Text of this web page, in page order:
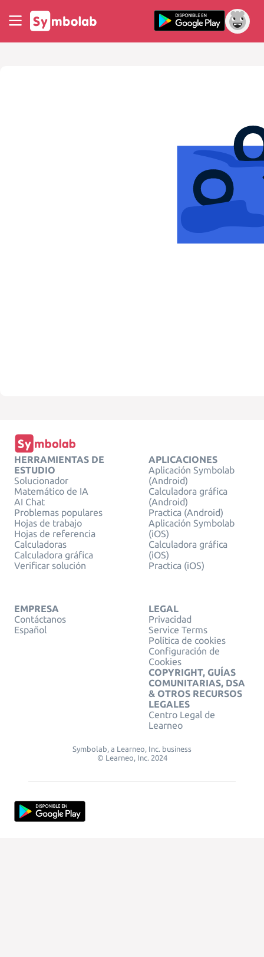
HERRAMIENTAS DE
ESTUDIO
Solucionador
Matemático de IA
AI Chat
Problemas populares
Hojas de trabajo
Hojas de referencia
Calculadoras
Calculadora gráfica
Verificar solución
APLICACIONES
Aplicación Symbolab
(Android)
Calculadora gráfica
(Android)
Practica (Android)
Aplicación Symbolab
(iOS)
Calculadora gráfica
(iOS)
Practica (iOS)
EMPRESA
Contáctanos
Español
LEGAL
Privacidad
Service Terms
Política de cookies
Configuración de
Cookies
COPYRIGHT, GUÍAS
COMUNITARIAS, DSA
& OTROS RECURSOS
LEGALES
Centro Legal de
Learneo
Symbolab, a Learneo, Inc. business
© Learneo, Inc. 2024